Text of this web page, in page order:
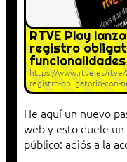
RTVE Play
registro
funcionalidades
https://www.rtve.es/rtve/
registro-obligatorio-con-
He aquí un nuevo
web y esto duele
público: adiós a la